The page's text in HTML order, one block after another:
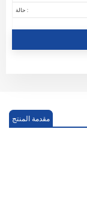
حالة :
مقدمة المنتج